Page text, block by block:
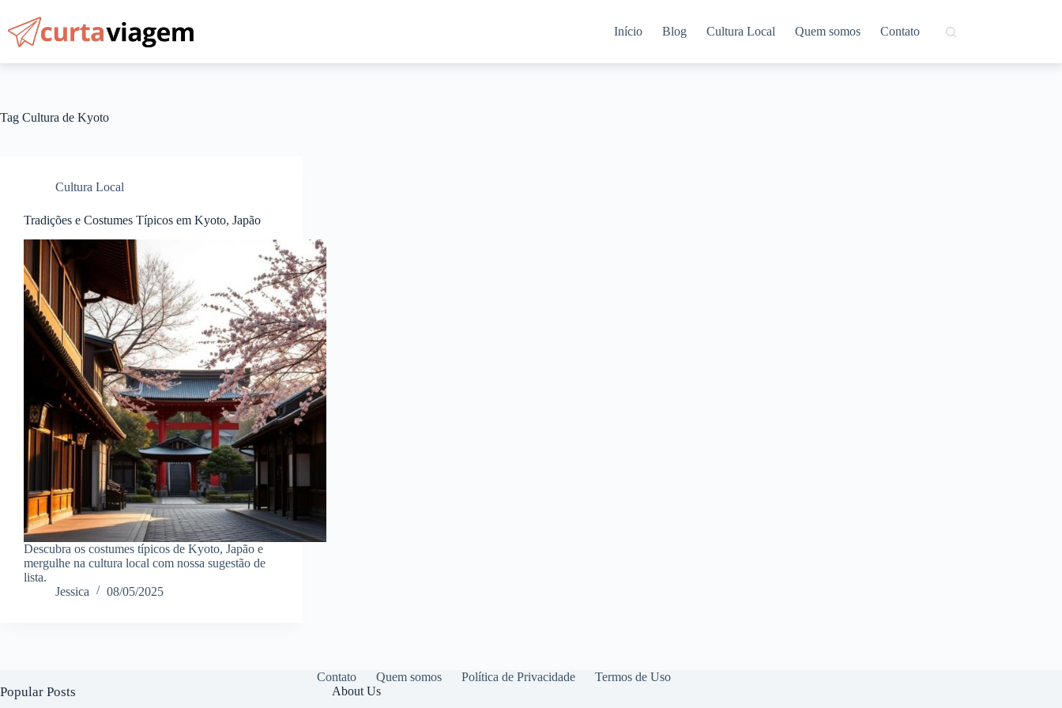
conteúdo
Início Blog Cultura Local Quem somos Contato
Tag Cultura de Kyoto
Cultura Local
Tradições e Costumes Típicos em Kyoto, Japão
Descubra os costumes típicos de Kyoto, Japão e
mergulhe na cultura local com nossa sugestão de
lista.
Jessica
08/05/2025
Contato Quem somos Política de Privacidade Termos de Uso
Popular Posts About Us